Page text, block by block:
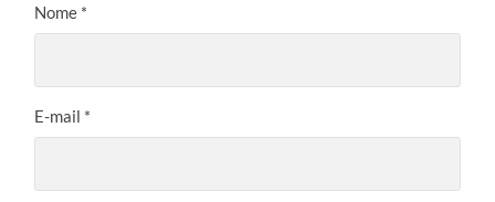
Nome *
E-mail *